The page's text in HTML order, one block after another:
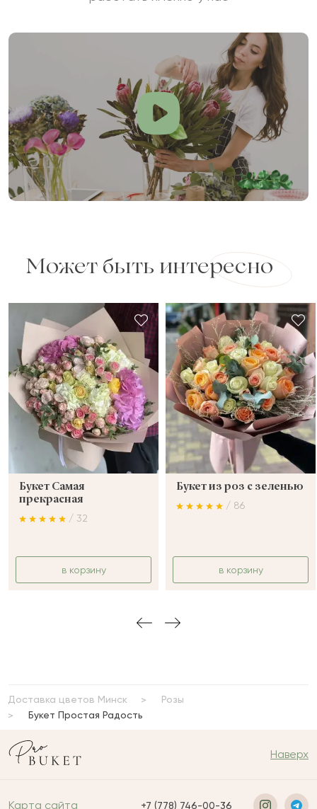
Может быть интересно
Букет Самая
прекрасная
/ 32
в корзину
Букет из роз с зеленью
/ 86
в корзину
Доставка цветов Минск
Розы
Букет Простая Радость
Наверх
Карта сайта +7 (778) 746-00-36